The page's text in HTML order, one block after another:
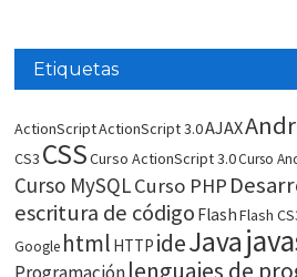
Etiquetas
ActionScriptActionScript 3.0AJAX
CS3 CSSCurso ActionScript 3.0Curso
Curso MySQLCurso PHP
escritura de código FlashFlash
Google html HTTP ideJava